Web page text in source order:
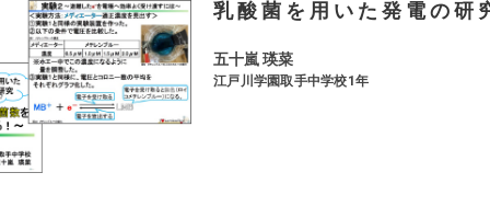
乳酸菌を用いた発電の研
五十嵐 瑛菜
江戸川学園取手中学校1年